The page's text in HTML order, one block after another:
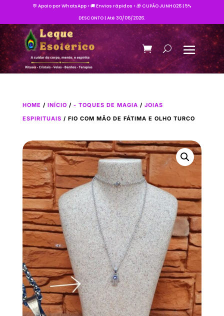
💬 Apoio por WhatsApp • 🚚 Envios rápidos • 🎁 CUPÃO JUNHO26 | 5%
DESCONTO | Até 30/06/2026.
HOME / INÍCIO / - TOQUES DE MAGIA / JOIAS
ESPIRITUAIS / FIO COM MÃO DE FÁTIMA E OLHO TURCO